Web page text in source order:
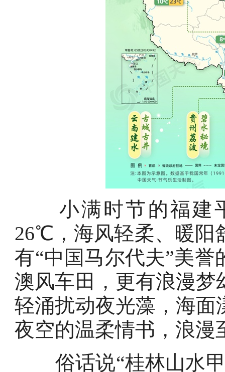
小满时节的福建
26℃，海风轻柔、暖阳
有“中国马尔代夫”美
澳风车田，更有浪漫梦
轻涌扰动夜光藻，海面
夜空的温柔情书，浪漫
俗话说“桂林山水